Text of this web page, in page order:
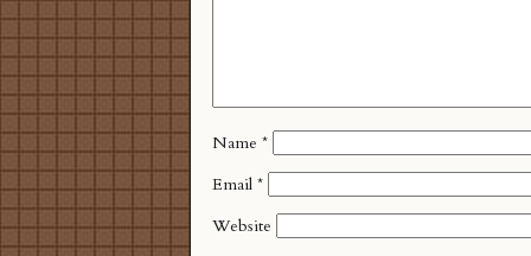
Name *
Email *
Website